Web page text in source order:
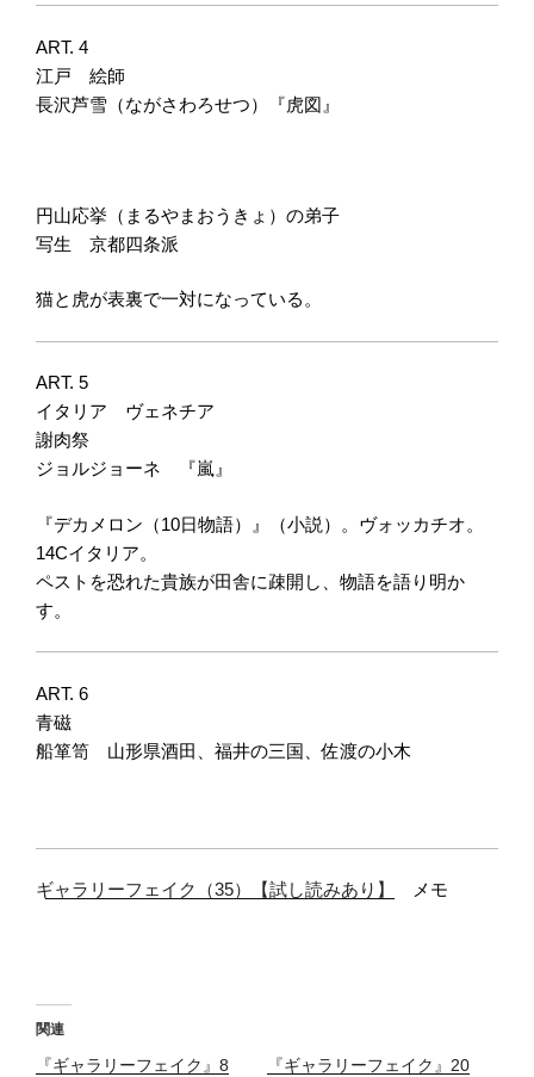
ART. 4
江戸 絵師
長沢芦雪（ながさわろせつ）『虎図』
円山応挙（まるやまおうきょ）の弟子
写生 京都四条派
猫と虎が表裏で一対になっている。
ART. 5
イタリア ヴェネチア
謝肉祭
ジョルジョーネ 『嵐』
『デカメロン（10日物語）』（小説）。ヴォッカチオ。
14Cイタリア。
ペストを恐れた貴族が田舎に疎開し、物語を語り明か
す。
ART. 6
青磁
船箪笥 山形県酒田、福井の三国、佐渡の小木
ギャラリーフェイク（35）【試し読みあり】 メモ
関連
『ギャラリーフェイク』8
『ギャラリーフェイク』20